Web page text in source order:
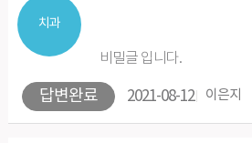
치과
답변완료
비밀글 입니다.
2021-08-12 이은지